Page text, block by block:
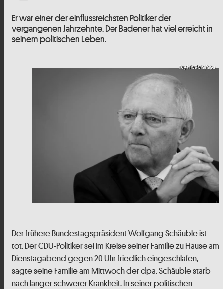
Er war einer der einflussreichsten Politiker der
vergangenen Jahrzehnte. Der Badener hat viel erreicht in
seinem politischen Leben.
Kay Nietfeld/dpa
Der frühere Bundestagspräsident Wolfgang Schäuble ist
tot. Der CDU-Politiker sei im Kreise seiner Familie zu Hause am
Dienstagabend gegen 20 Uhr friedlich eingeschlafen,
sagte seine Familie am Mittwoch der dpa. Schäuble starb
nach langer schwerer Krankheit. In seiner politischen